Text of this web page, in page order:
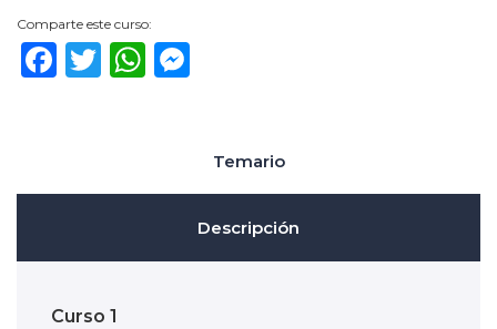
Comparte este curso:
Facebook
TwitterWhatsApp
Temario
Descripción
Curso 1